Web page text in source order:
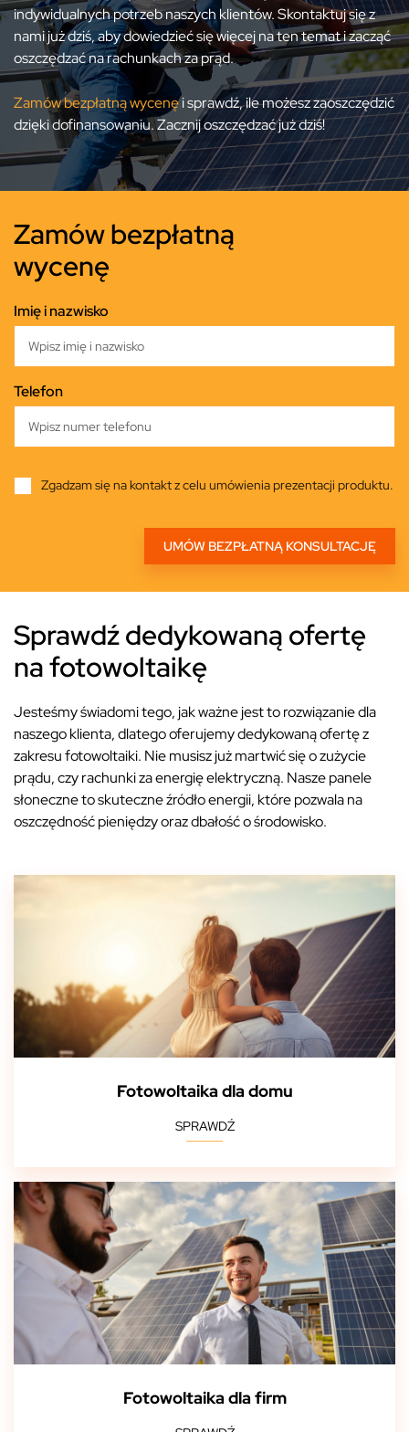
indywidualnych potrzeb naszych klientów. Skontaktuj się z
nami już dziś, aby dowiedzieć się więcej na ten temat i zacząć
oszczędzać na rachunkach za prąd.
Zamów bezpłatną wycenęi sprawdź, ile możesz zaoszczędzić
dzięki dofinansowaniu. Zacznij oszczędzać już dziś!
Zamów bezpłatną
wycenę
Imię i nazwisko
Telefon
Zgadzam się na kontakt z celu umówienia prezentacji produktu.
Sprawdź dedykowaną ofertę
na fotowoltaikę
Jesteśmy świadomi tego, jak ważne jest to rozwiązanie dla
naszego klienta, dlatego oferujemy dedykowaną ofertę z
zakresu fotowoltaiki. Nie musisz już martwić się o zużycie
prądu, czy rachunki za energię elektryczną. Nasze panele
słoneczne to skuteczne źródło energii, które pozwala na
oszczędność pieniędzy oraz dbałość o środowisko.
Fotowoltaika dla domu
SPRAWDŹ
Fotowoltaika dla firm